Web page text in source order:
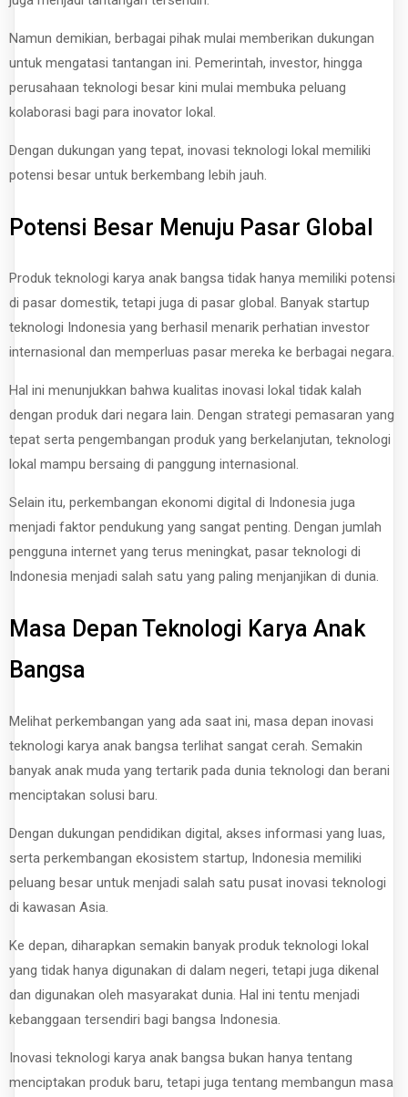
Namun demikian, berbagai pihak mulai memberikan dukungan
untuk mengatasi tantangan ini. Pemerintah, investor, hingga
perusahaan teknologi besar kini mulai membuka peluang
kolaborasi bagi para inovator lokal.
Dengan dukungan yang tepat, inovasi teknologi lokal memiliki
potensi besar untuk berkembang lebih jauh.
Potensi Besar Menuju Pasar Global
Produk teknologi karya anak bangsa tidak hanya memiliki potensi
di pasar domestik, tetapi juga di pasar global. Banyak startup
teknologi Indonesia yang berhasil menarik perhatian investor
internasional dan memperluas pasar mereka ke berbagai negara.
Hal ini menunjukkan bahwa kualitas inovasi lokal tidak kalah
dengan produk dari negara lain. Dengan strategi pemasaran yang
tepat serta pengembangan produk yang berkelanjutan, teknologi
lokal mampu bersaing di panggung internasional.
Selain itu, perkembangan ekonomi digital di Indonesia juga
menjadi faktor pendukung yang sangat penting. Dengan jumlah
pengguna internet yang terus meningkat, pasar teknologi di
Indonesia menjadi salah satu yang paling menjanjikan di dunia.
Masa Depan Teknologi Karya Anak
Bangsa
Melihat perkembangan yang ada saat ini, masa depan inovasi
teknologi karya anak bangsa terlihat sangat cerah. Semakin
banyak anak muda yang tertarik pada dunia teknologi dan berani
menciptakan solusi baru.
Dengan dukungan pendidikan digital, akses informasi yang luas,
serta perkembangan ekosistem startup, Indonesia memiliki
peluang besar untuk menjadi salah satu pusat inovasi teknologi
di kawasan Asia.
Ke depan, diharapkan semakin banyak produk teknologi lokal
yang tidak hanya digunakan di dalam negeri, tetapi juga dikenal
dan digunakan oleh masyarakat dunia. Hal ini tentu menjadi
kebanggaan tersendiri bagi bangsa Indonesia.
Inovasi teknologi karya anak bangsa bukan hanya tentang
menciptakan produk baru, tetapi juga tentang membangun masa